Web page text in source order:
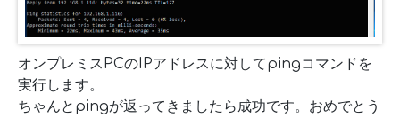
オンプレミスPCのIPアドレスに対してpingコマンドを
実行します。
ちゃんとpingが返ってきましたら成功です。おめでとう